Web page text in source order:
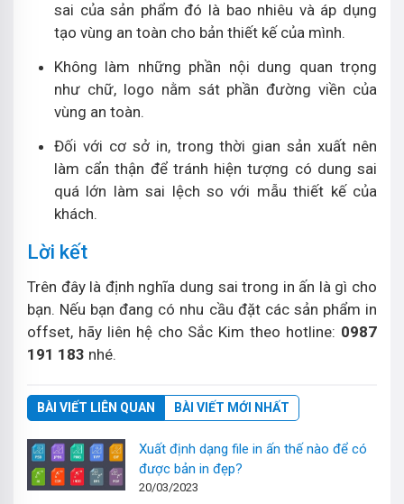
sai của sản phẩm đó là bao nhiêu và áp dụng
tạo vùng an toàn cho bản thiết kế của mình.
Không làm những phần nội dung quan trọng
như chữ, logo nằm sát phần đường viền của
vùng an toàn.
Đối với cơ sở in, trong thời gian sản xuất nên
làm cẩn thận để tránh hiện tượng có dung sai
quá lớn làm sai lệch so với mẫu thiết kế của
khách.
Lời kết
Trên đây là định nghĩa dung sai trong in ấn là gì cho
bạn. Nếu bạn đang có nhu cầu đặt các sản phẩm in
offset, hãy liên hệ cho Sắc Kim theo hotline: 0987
191 183 nhé.
BÀI VIẾT LIÊN QUAN BÀI VIẾT MỚI NHẤT
Xuất định dạng file in ấn thế nào để có
được bản in đẹp?
20/03/2023